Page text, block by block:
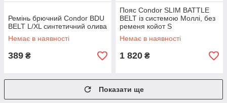
Ремінь брючний Condor BDU
BELT L/XL синтетичний олива
Немає в наявності
389 ₴
Пояс Condor SLIM BATTLE
BELT із системою Моллі, без
ременя койот S
Немає в наявності
1 820 ₴
Показати ще